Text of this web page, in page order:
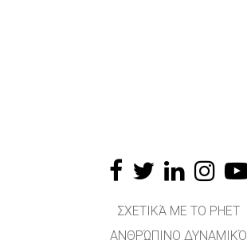
ΣΧΕΤΙΚΆ ΜΕ ΤΟ PHET
ΑΝΘΡΏΠΙΝΟ ΔΥΝΑΜΙΚΌ